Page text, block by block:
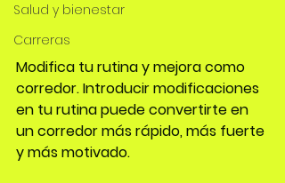
Salud y bienestar
Carreras
Modifica tu rutina y mejora como
corredor. Introducir modificaciones
en tu rutina puede convertirte en
un corredor más rápido, más fuerte
y más motivado.